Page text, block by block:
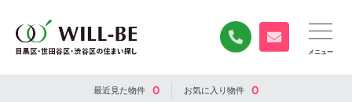
0120-840-834
無料お問い合
最近見た物件 0 お気に入り物件 0